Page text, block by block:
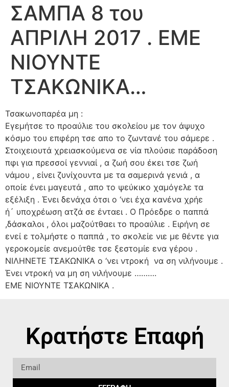
ΣΑΜΠΑ 8 του
ΑΠΡΙΛΗ 2017 . ΕΜΕ
ΝΙΟΥΝΤΕ
ΤΣΑΚΩΝΙΚΑ…
Τσακωνοπαρέα μη :
Εγεμήτσε το προαύλιε του σκολείου με τον άψυχο
κόσμο του επφέρη τσε απο το ζωντανέ του σάμερε .
Στοιχειουτά χρειασκούμενα σε νία πλούσιε παράδοση
πφι για πρεσσοί γεννιαί , α ζωή σου έκει τσε ζωή
νάμου , είνει ζυνίχουντα με τα σαμερινά γενιά , α
οποίε ένει μαγευτά , απο το ψεύκικο χαμόγελε τα
εξέλιξη . Ένει δενάχα ότσι ο ‘νει έχα κανένα χρήε
ή´ υποχρέωση ατζά σε ένταει . Ο Πρόεδρε ο παππά
,δάσκαλοι , όλοι μαζούτθαει το προαύλιε . Ειρήνη σε
ενεί ε τολμήστε ο παππά , το σκολείε νιε με θέντε για
γεροκομείε ανεμούτθε τσε ξεστομίε ενα γέρου .
ΝΙΛΗΝΕΤΕ ΤΣΑΚΩΝΙΚΑ ο ‘νει ντροκή να ση νιλήνουμε .
Ένει ντροκή να μη ση νιλήνουμε ……….
ΕΜΕ ΝΙΟΥΝΤΕ ΤΣΑΚΩΝΙΚΑ .
Κρατήστε Επαφή